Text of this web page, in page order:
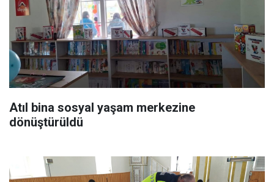
Atıl bina sosyal yaşam merkezine
dönüştürüldü